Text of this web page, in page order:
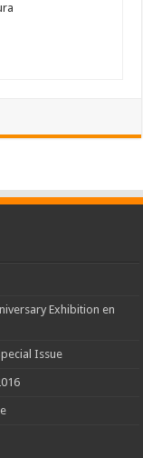
Exhibition en
Issue